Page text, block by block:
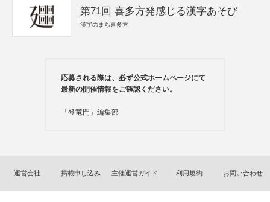
第71回 喜多方発感じる漢字あそび
漢字のまち喜多方
応募される際は、必ず公式ホームページにて
最新の開催情報をご確認ください。
「登竜門」編集部
運営会社 掲載申し込み 主催運営ガイド 利用規約 お問い合わせ